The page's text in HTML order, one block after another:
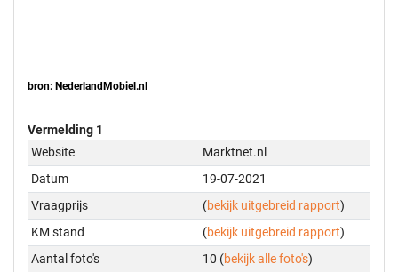
bron: NederlandMobiel.nl
Vermelding 1
Website
Marktnet.nl
Datum
19-07-2021
Vraagprijs
(bekijk uitgebreid rapport)
KM stand
(bekijk uitgebreid rapport)
Aantal foto's
10 (bekijk alle foto's)